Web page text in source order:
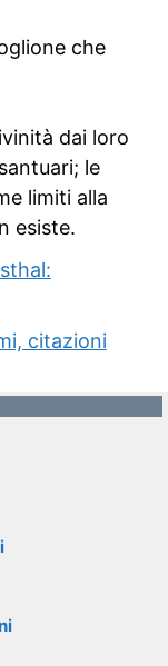
che
dai loro
le
limiti alla
esiste.
citazioni